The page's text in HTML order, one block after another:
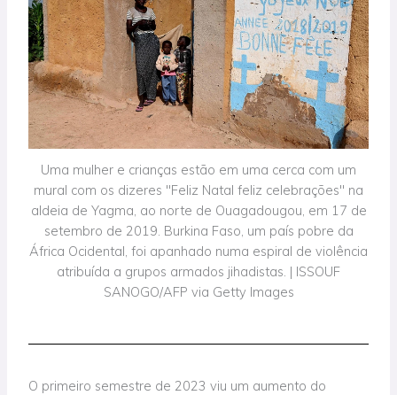
Uma mulher e crianças estão em uma cerca com um
mural com os dizeres "Feliz Natal feliz celebrações" na
aldeia de Yagma, ao norte de Ouagadougou, em 17 de
setembro de 2019. Burkina Faso, um país pobre da
África Ocidental, foi apanhado numa espiral de violência
atribuída a grupos armados jihadistas. | ISSOUF
SANOGO/AFP via Getty Images
O primeiro semestre de 2023 viu um aumento do